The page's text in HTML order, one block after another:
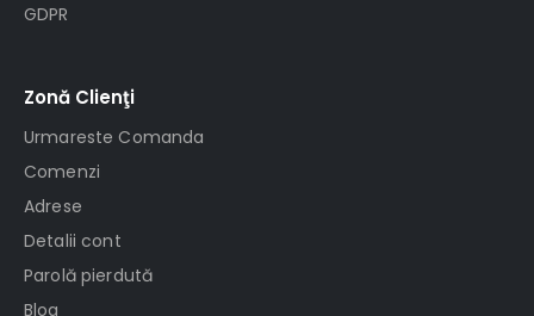
GDPR
Zonă Clienţi
Urmareste Comanda
Comenzi
Adrese
Detalii cont
Parolă pierdută
Blog